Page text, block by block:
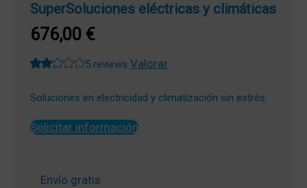
SuperSoluciones eléctricas y climáticas
676,00 €
5 reviews Valorar
Soluciones en electricidad y climatización sin estrés.
Solicitar información
Envío gratis